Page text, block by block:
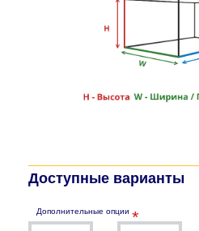
Доступные варианты
Дополнительные опции